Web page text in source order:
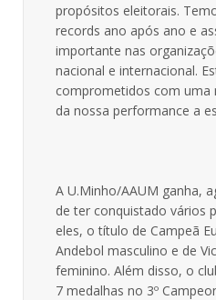
propósitos eleitorais.
records ano após ano e
importante nas
nacional e internacional.
comprometidos com uma
da nossa performance a
A U.Minho/AAUM ganha,
de ter conquistado vários
eles, o título de Campeã
Andebol masculino e de
feminino. Além disso, o
7 medalhas no 3º